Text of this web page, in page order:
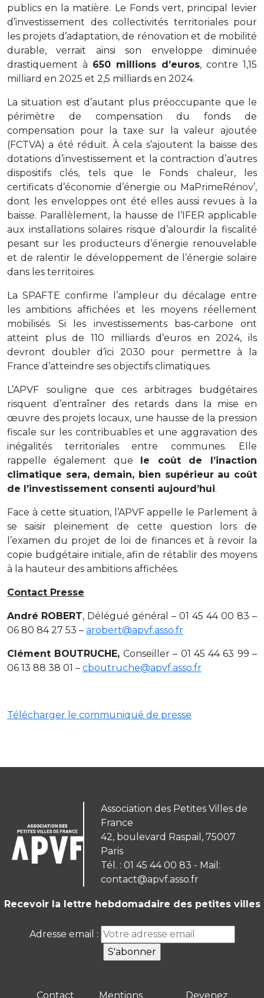
publics en la matière. Le Fonds vert, principal levier
d’investissement des collectivités territoriales pour
les projets d’adaptation, de rénovation et de mobilité
durable, verrait ainsi son enveloppe diminuée
drastiquement à 650 millions d’euros, contre 1,15
milliard en 2025 et 2,5 milliards en 2024.
La situation est d’autant plus préoccupante que le
périmètre de compensation du fonds de
compensation pour la taxe sur la valeur ajoutée
(FCTVA) a été réduit. À cela s’ajoutent la baisse des
dotations d’investissement et la contraction d’autres
dispositifs clés, tels que le Fonds chaleur, les
certificats d’économie d’énergie ou MaPrimeRénov’,
dont les enveloppes ont été elles aussi revues à la
baisse. Parallèlement, la hausse de l’IFER applicable
aux installations solaires risque d’alourdir la fiscalité
pesant sur les producteurs d’énergie renouvelable
et de ralentir le développement de l’énergie solaire
dans les territoires.
La SPAFTE confirme l’ampleur du décalage entre
les ambitions affichées et les moyens réellement
mobilisés. Si les investissements bas-carbone ont
atteint plus de 110 milliards d’euros en 2024, ils
devront doubler d’ici 2030 pour permettre à la
France d’atteindre ses objectifs climatiques.
L’APVF souligne que ces arbitrages budgétaires
risquent d’entraîner des retards dans la mise en
œuvre des projets locaux, une hausse de la pression
fiscale sur les contribuables et une aggravation des
inégalités territoriales entre communes. Elle
rappelle également que le coût de l’inaction
climatique sera, demain, bien supérieur au coût
de l’investissement consenti aujourd’hui.
Face à cette situation, l’APVF appelle le Parlement à
se saisir pleinement de cette question lors de
l’examen du projet de loi de finances et à revoir la
copie budgétaire initiale, afin de rétablir des moyens
à la hauteur des ambitions affichées.
Contact Presse
André ROBERT, Délégué général – 01 45 44 00 83 –
06 80 84 27 53 – arobert@apvf.asso.fr
Clément BOUTRUCHE, Conseiller – 01 45 44 63 99 –
06 13 88 38 01 – cboutruche@apvf.asso.fr
Télécharger le communiqué de presse
Association des Petites Villes de
France
42, boulevard Raspail, 75007
Paris
Tél. : 01 45 44 00 83 - Mail:
contact@apvf.asso.fr
Recevoir la lettre hebdomadaire des petites villes
Adresse email :
Contact Mentions Devenez